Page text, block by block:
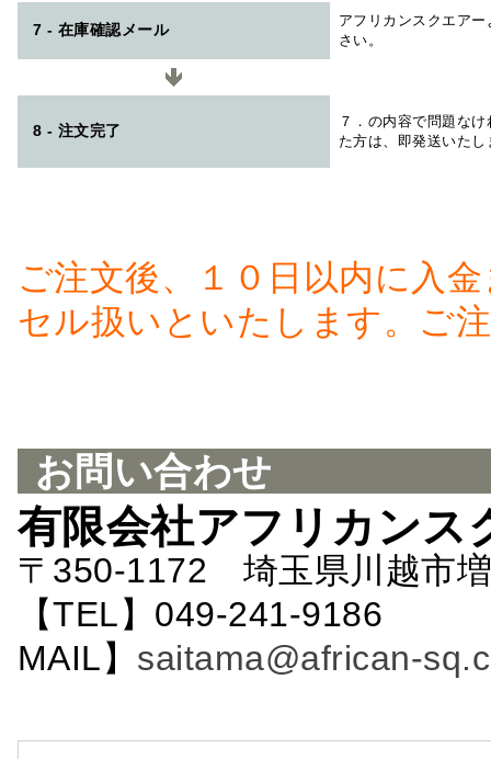
7 - 在庫確認メール
アフリカンスクエアー
さい。
8 - 注文完了
７．の内容で問題な
た方は、即発送いたし
ご注文後、１０日以内に入
セル扱いといたします。ご
お問い合わせ
有限会社アフリカンス
〒350-1172 埼玉県川越市
【TEL】049-241-
MAIL】 saitama@african-